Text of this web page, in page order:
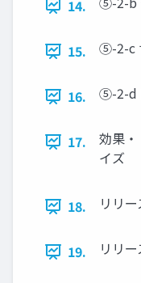
14.
15. ⑤-2-c
16. ⑤-2-d
17.
効果
イズ
18. リリ
19. リリ